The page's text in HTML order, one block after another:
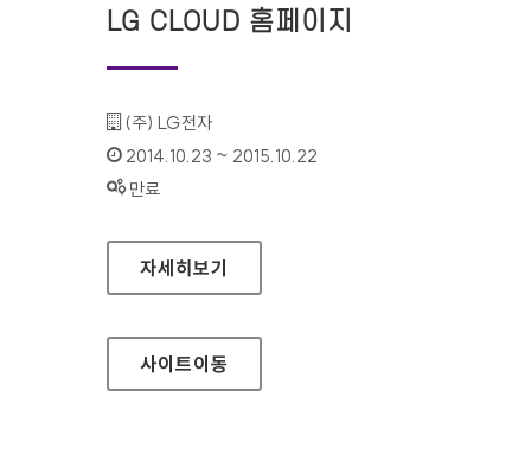
LG CLOUD 홈페이지
기관명 :
(주) LG전자
인증기간 :
2014.10.23 ~ 2015.10.22
상태 :
만료
LG CLOUD 홈페이지
자세히보기
사이트이동